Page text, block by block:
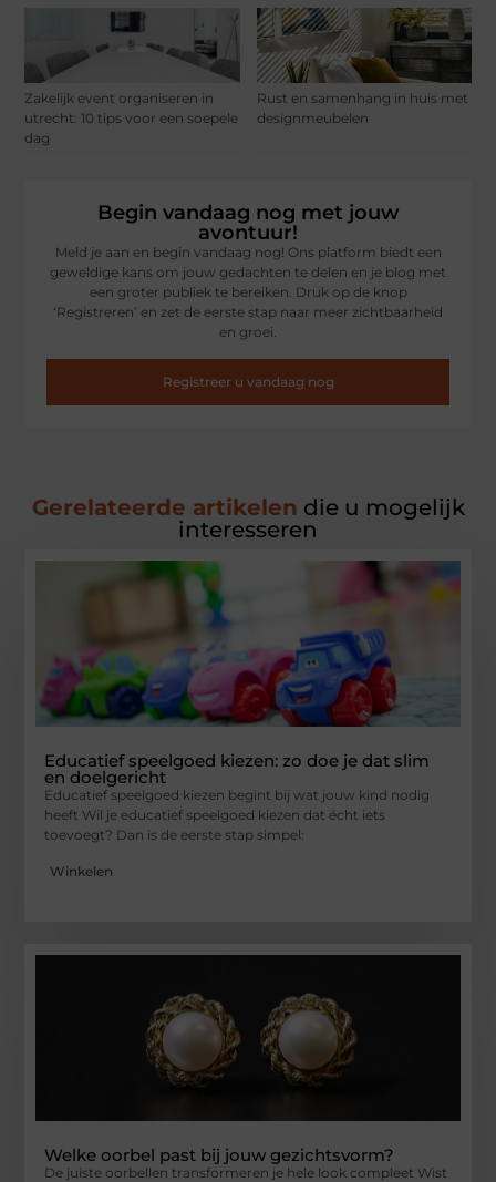
Zakelijk event organiseren in
utrecht: 10 tips voor een soepele
dag
Rust en samenhang in huis met
designmeubelen
Begin vandaag nog met jouw
avontuur!
Meld je aan en begin vandaag nog! Ons platform biedt een
geweldige kans om jouw gedachten te delen en je blog met
een groter publiek te bereiken. Druk op de knop
‘Registreren’ en zet de eerste stap naar meer zichtbaarheid
en groei.
Registreer u vandaag nog
Gerelateerde artikelen die u mogelijk
interesseren
Educatief speelgoed kiezen: zo doe je dat slim
en doelgericht
Educatief speelgoed kiezen begint bij wat jouw kind nodig
heeft Wil je educatief speelgoed kiezen dat écht iets
toevoegt? Dan is de eerste stap simpel:
Winkelen
Welke oorbel past bij jouw gezichtsvorm?
De juiste oorbellen transformeren je hele look compleet Wist